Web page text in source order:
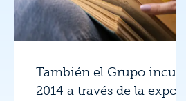
También el Grupo
2014 a través de la